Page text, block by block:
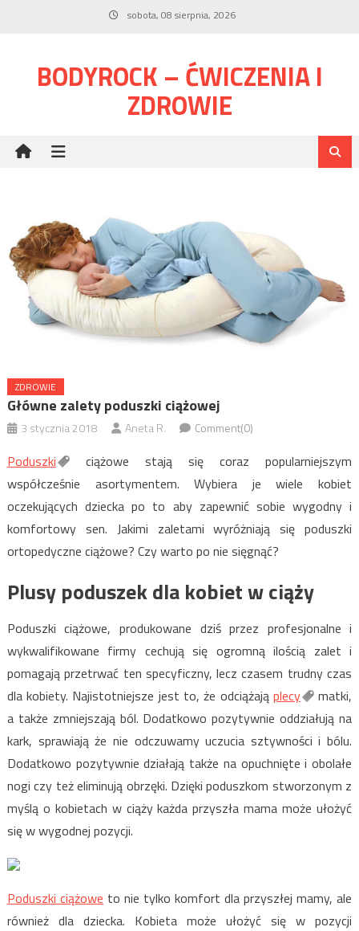
sobota, 08 sierpnia, 2026
BODYROCK – ĆWICZENIA I
ZDROWIE
ZDROWIE
Główne zalety poduszki ciążowej
3 stycznia 2018 Aneta R. Comment(0)
Poduszki
ciążowe stają się coraz popularniejszym
współcześnie asortymentem. Wybiera je wiele kobiet
oczekujących dziecka po to aby zapewnić sobie wygodny i
komfortowy sen. Jakimi zaletami wyróżniają się poduszki
ortopedyczne ciążowe? Czy warto po nie sięgnąć?
Plusy poduszek dla kobiet w ciąży
Poduszki ciążowe, produkowane dziś przez profesjonalne i
wykwalifikowane firmy cechują się ogromną ilością zalet i
pomagają przetrwać ten specyficzny, lecz czasem trudny czas
dla kobiety. Najistotniejsze jest to, że odciążają plecy
matki,
a także zmniejszają ból. Dodatkowo pozytywnie oddziałują na
kark, sprawiają że nie odczuwamy uczucia sztywności i bólu.
Dodatkowo pozytywnie działają także na opuchnięte i obolałe
nogi czy też eliminują obrzęki. Dzięki poduszkom stworzonym z
myślą o kobietach w ciąży każda przyszła mama może ułożyć
się w wygodnej pozycji.
Poduszki ciążowe to nie tylko komfort dla przyszłej mamy, ale
również dla dziecka. Kobieta może ułożyć się w pozycji